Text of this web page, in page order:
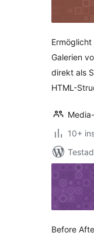
Galerien
direkt als
HTML-
10+
Before